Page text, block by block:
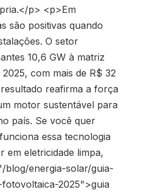
p> <p>Em
são positivas quando
O setor
10,6 GW à matriz
com mais de R$ 32
reafirma a força
motor sustentável para
país. Se você quer
essa tecnologia
em eletricidade limpa,
energia-solar/guia-
2025">guia